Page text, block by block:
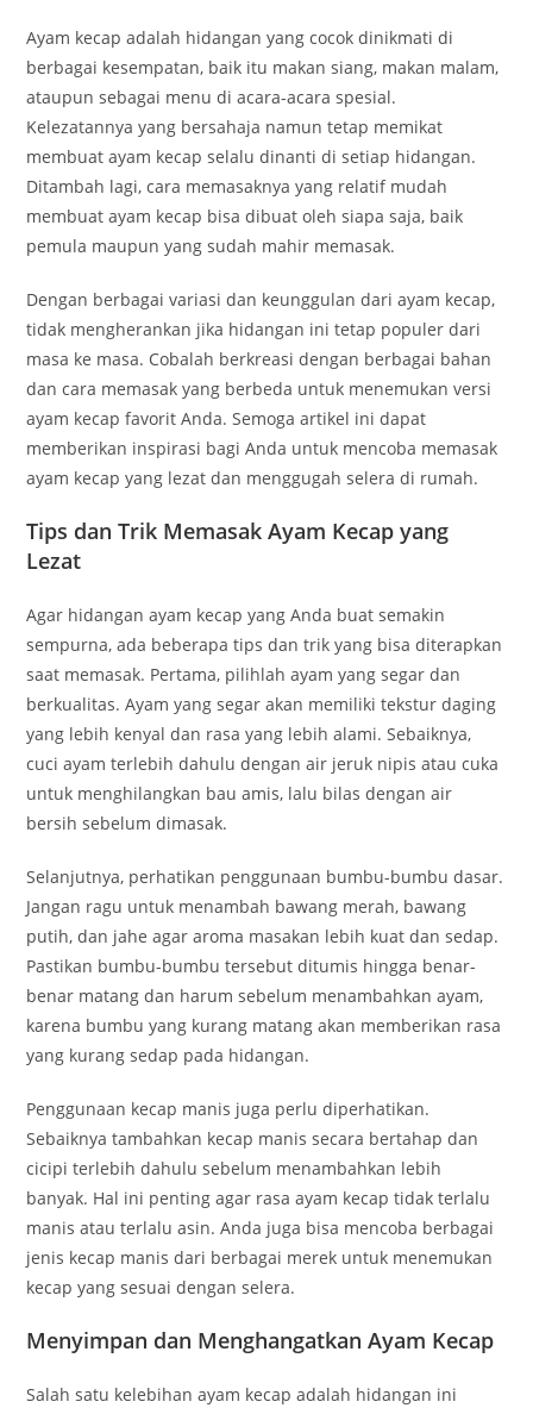
Ayam kecap adalah hidangan yang cocok dinikmati di
berbagai kesempatan, baik itu makan siang, makan malam,
ataupun sebagai menu di acara-acara spesial.
Kelezatannya yang bersahaja namun tetap memikat
membuat ayam kecap selalu dinanti di setiap hidangan.
Ditambah lagi, cara memasaknya yang relatif mudah
membuat ayam kecap bisa dibuat oleh siapa saja, baik
pemula maupun yang sudah mahir memasak.
Dengan berbagai variasi dan keunggulan dari ayam kecap,
tidak mengherankan jika hidangan ini tetap populer dari
masa ke masa. Cobalah berkreasi dengan berbagai bahan
dan cara memasak yang berbeda untuk menemukan versi
ayam kecap favorit Anda. Semoga artikel ini dapat
memberikan inspirasi bagi Anda untuk mencoba memasak
ayam kecap yang lezat dan menggugah selera di rumah.
Tips dan Trik Memasak Ayam Kecap yang
Lezat
Agar hidangan ayam kecap yang Anda buat semakin
sempurna, ada beberapa tips dan trik yang bisa diterapkan
saat memasak. Pertama, pilihlah ayam yang segar dan
berkualitas. Ayam yang segar akan memiliki tekstur daging
yang lebih kenyal dan rasa yang lebih alami. Sebaiknya,
cuci ayam terlebih dahulu dengan air jeruk nipis atau cuka
untuk menghilangkan bau amis, lalu bilas dengan air
bersih sebelum dimasak.
Selanjutnya, perhatikan penggunaan bumbu-bumbu dasar.
Jangan ragu untuk menambah bawang merah, bawang
putih, dan jahe agar aroma masakan lebih kuat dan sedap.
Pastikan bumbu-bumbu tersebut ditumis hingga benar-
benar matang dan harum sebelum menambahkan ayam,
karena bumbu yang kurang matang akan memberikan rasa
yang kurang sedap pada hidangan.
Penggunaan kecap manis juga perlu diperhatikan.
Sebaiknya tambahkan kecap manis secara bertahap dan
cicipi terlebih dahulu sebelum menambahkan lebih
banyak. Hal ini penting agar rasa ayam kecap tidak terlalu
manis atau terlalu asin. Anda juga bisa mencoba berbagai
jenis kecap manis dari berbagai merek untuk menemukan
kecap yang sesuai dengan selera.
Menyimpan dan Menghangatkan Ayam Kecap
Salah satu kelebihan ayam kecap adalah hidangan ini